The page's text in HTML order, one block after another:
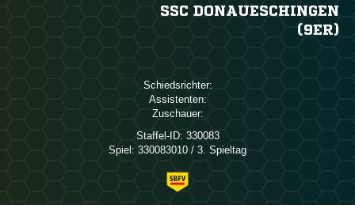
SSC DONAUESCHINGEN
(9ER)
Schiedsrichter:
Assistenten:
Zuschauer:
Staffel-ID: 330083
Spiel: 330083010 / 3. Spieltag